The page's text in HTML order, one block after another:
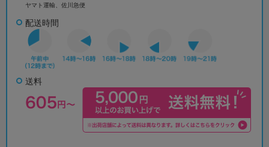
ヤマト運輸、佐川急便
配送時間
送料